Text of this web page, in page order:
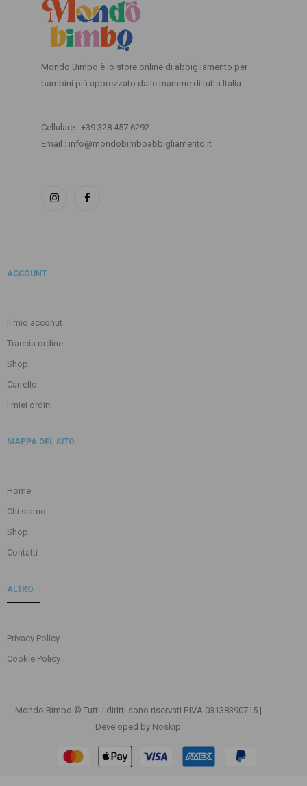
Mondo Bimbo è lo store online di abbigliamento per
bambini più apprezzato dalle mamme di tutta Italia.
Cellulare : +39 328 457 6292
Email : info@mondobimboabbigliamento.it
ACCOUNT
Il mio acconut
Traccia ordine
Shop
Carrello
I miei ordini
MAPPA DEL SITO
Home
Chi siamo
Shop
Contatti
ALTRO
Privacy Policy
Cookie Policy
Mondo Bimbo © Tutti i diritti sono riservati P.IVA 03138390715 |
Developed by Noskip